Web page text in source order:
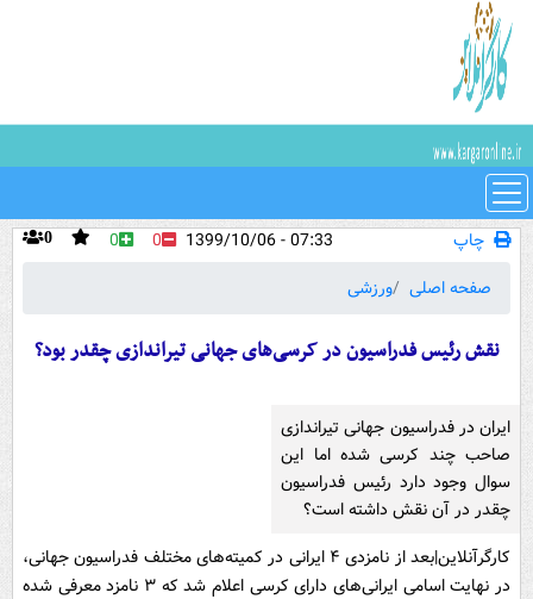
چاپ 0 0 0
07:33 - 1399/10/06
صفحه اصلی
ورزشی
نقش رئیس فدراسیون در کرسی‌های جهانی تیراندازی چقدر بود؟
ایران در فدراسیون جهانی تیراندازی
صاحب چند کرسی شده اما این
سوال وجود دارد رئیس فدراسیون
چقدر در آن نقش داشته است؟
کارگرآنلاین|بعد از نامزدی ۴ ایرانی در کمیته‌های مختلف فدراسیون جهانی،
در نهایت اسامی ایرانی‌های دارای کرسی اعلام شد که ۳ نامزد معرفی شده